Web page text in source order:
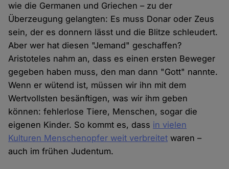
wie die Germanen und Griechen – zu der
Überzeugung gelangten: Es muss Donar oder Zeus
sein, der es donnern lässt und die Blitze schleudert.
Aber wer hat diesen "Jemand" geschaffen?
Aristoteles nahm an, dass es einen ersten Beweger
gegeben haben muss, den man dann "Gott" nannte.
Wenn er wütend ist, müssen wir ihn mit dem
Wertvollsten besänftigen, was wir ihm geben
können: fehlerlose Tiere, Menschen, sogar die
eigenen Kinder. So kommt es, dass in vielen
Kulturen Menschenopfer weit verbreitet waren –
auch im frühen Judentum.